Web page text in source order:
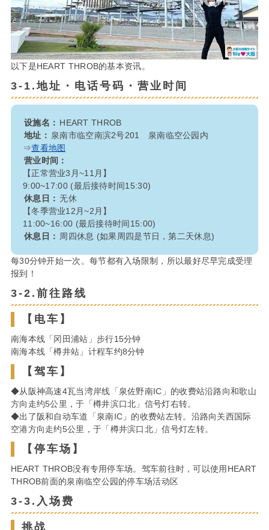
以下是HEART THROB的基本资讯。
3-1.地址・电话号码・营业时间
设施名： HEART THROB
地址： 泉南市临空南滨2号201 泉南临空公园内
⇒查看地图
营业时间：
【正常营业3月~11月】
9:00~17:00 (最后接待时间15:30)
休息日： 无休
【冬季营业12月~2月】
11:00~16:00 (最后接待时间15:00)
休息日： 周四休息 (如果周四是节日，第二天休息)
每30分钟开始一次。每节都有入场限制，所以最好尽早完成受理
报到！
3-2.前往路线
【电车】
南海本线「冈田浦站」步行15分钟
南海本线「樽井站」计程车约8分钟
【驾车】
◆从阪神高速4瓦当湾岸线「泉佐野南IC」的收费站沿路向和歌山
方向走约5公里，于「樽井滨口北」信号灯右转。
◆出了阪和自动车道「泉南IC」的收费站左转。沿路向关西国际
空港方向走约5公里，于「樽井滨口北」信号灯左转。
【停车场】
HEART THROB没有专用停车场。驾车前往时，可以使用HEART
THROB前面的泉南临空公园的停车场活动区
3-3.入场费
挑战